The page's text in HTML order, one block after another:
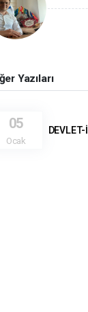
Yazıları
05
Ocak
DEVLET-